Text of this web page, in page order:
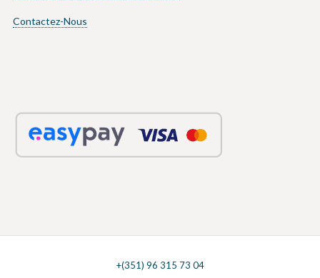
Contactez-Nous
+(351) 96 315 73 04